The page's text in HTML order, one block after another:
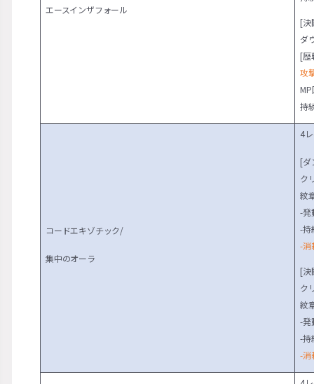
エースインザフォール
[決
ダ
[歴
攻
持
コードエキゾチック/
集中のオーラ
4
[ダ
ク
紋
-発
-持
-消
[決
ク
紋
-発
-持
-消